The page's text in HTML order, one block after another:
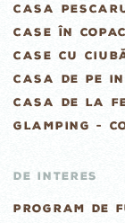
CASA
CASE ÎN COPAC
CASE CU
CASA DE PE
CASA DE LA
GLAMPING -
DE INTERES
PROGRAM DE